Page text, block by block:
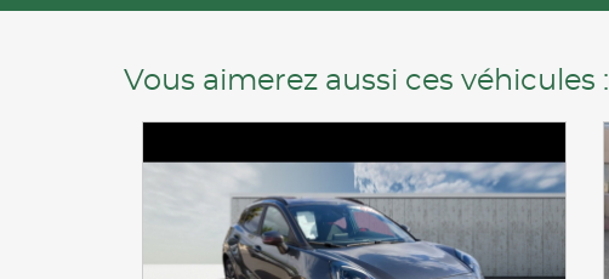
Vous aimerez aussi ces véhicules :